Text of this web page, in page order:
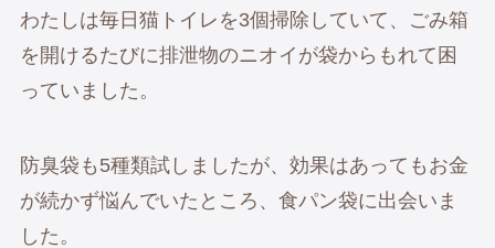
わたしは毎日猫トイレを3個掃除していて、ごみ箱
を開けるたびに排泄物のニオイが袋からもれて困
っていました。
防臭袋も5種類試しましたが、効果はあってもお金
が続かず悩んでいたところ、食パン袋に出会いま
した。